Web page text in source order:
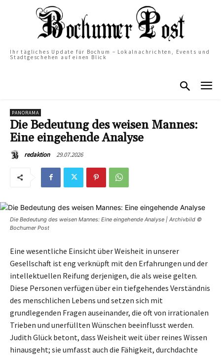
Ihr tägliches Update für Bochum – Lokalnachrichten, Events und
Stadtgeschehen auf einen Blick
PANORAMA
Die Bedeutung des weisen Mannes:
Eine eingehende Analyse
redaktion 29.07.2026
Die Bedeutung des weisen Mannes: Eine eingehende Analyse | Archivbild ©
Bochumer Post
Eine wesentliche Einsicht über Weisheit in unserer
Gesellschaft ist eng verknüpft mit den Erfahrungen und der
intellektuellen Reifung derjenigen, die als weise gelten.
Diese Personen verfügen über ein tiefgehendes Verständnis
des menschlichen Lebens und setzen sich mit
grundlegenden Fragen auseinander, die oft von irrationalen
Trieben und unerfüllten Wünschen beeinflusst werden.
Judith Glück betont, dass Weisheit weit über reines Wissen
hinausgeht; sie umfasst auch die Fähigkeit, durchdachte